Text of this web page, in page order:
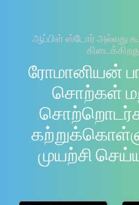
ஆப்பிள் ஸ்டோர் அல்லது
ரோமானியன்
சொற்கள்
முயற்சி